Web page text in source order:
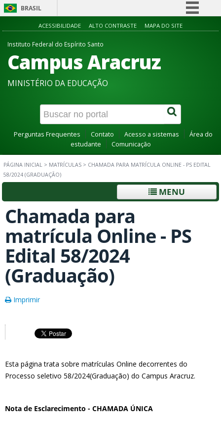
BRASIL
Simplifique!
Acesso à informação
Canais
ACESSIBILIDADE ALTO CONTRASTE MAPA DO SITE
Instituto Federal do Espírito Santo
Campus Aracruz
MINISTÉRIO DA EDUCAÇÃO
Perguntas Frequentes Contato Acesso a sistemas
Área do
estudante
Comunicação
PÁGINA INICIAL > MATRÍCULAS > CHAMADA PARA MATRÍCULA ONLINE - PS EDITAL
58/2024 (GRADUAÇÃO)
MENU
Chamada para
matrícula Online - PS
Edital 58/2024
(Graduação)
Imprimir
Esta página trata sobre matrículas Online decorrentes do
Processo seletivo 58/2024(Graduação) do Campus Aracruz.
Nota de Esclarecimento - CHAMADA ÚNICA